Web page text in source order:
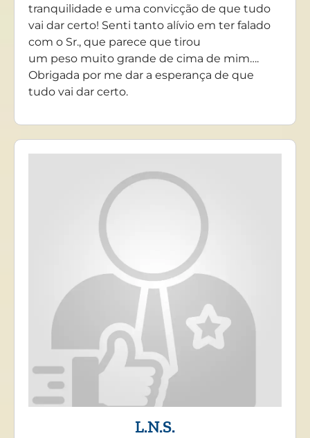
tranquilidade e uma convicção de que tudo
vai dar certo! Senti tanto alívio em ter falado
com o Sr., que parece que tirou
um peso muito grande de cima de mim….
Obrigada por me dar a esperança de que
tudo vai dar certo.
L.N.S.